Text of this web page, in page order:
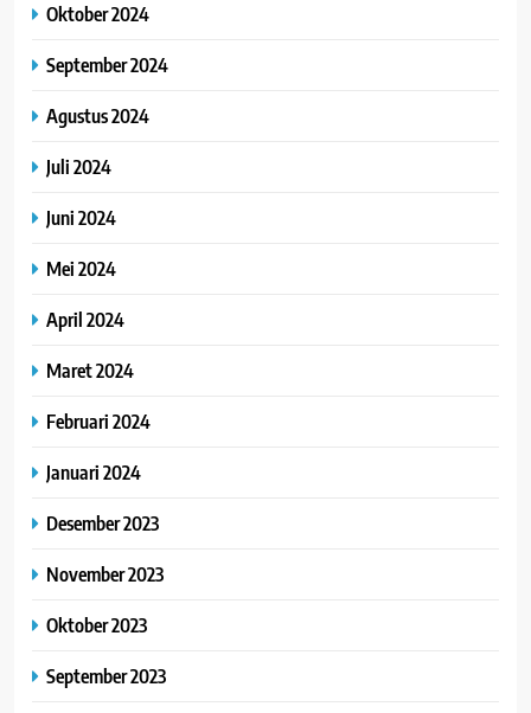
Oktober 2024
September 2024
Agustus 2024
Juli 2024
Juni 2024
Mei 2024
April 2024
Maret 2024
Februari 2024
Januari 2024
Desember 2023
November 2023
Oktober 2023
September 2023